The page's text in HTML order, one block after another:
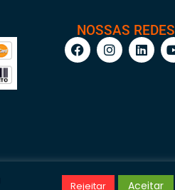
NOSSAS REDES
Rejeitar Aceitar